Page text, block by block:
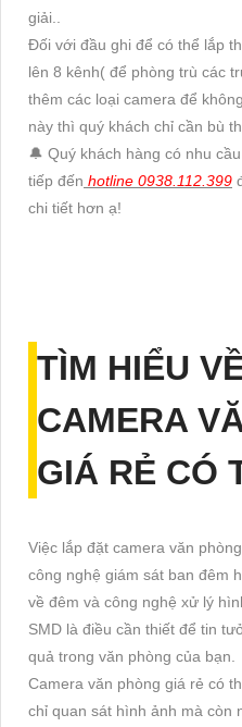
giải..
Đối với đầu ghi để có thể lắp
lên 8 kênh( để phòng trù các
thêm các loại camera để
này thì quý khách chỉ cần bù
🔔 Quý khách hàng có nhu
tiếp đến hotline 0938.112.399
chi tiết hơn ạ!
TÌM HIỂU
CAMERA
GIÁ RẺ CÓ
Việc lắp đặt camera văn
công nghệ giám sát ban đêm
về đêm và công nghệ xử lý
SMD là điều cần thiết để tin
quả trong văn phòng của bạn.
Camera văn phòng giá rẻ có
chỉ quan sát hình ảnh mà còn